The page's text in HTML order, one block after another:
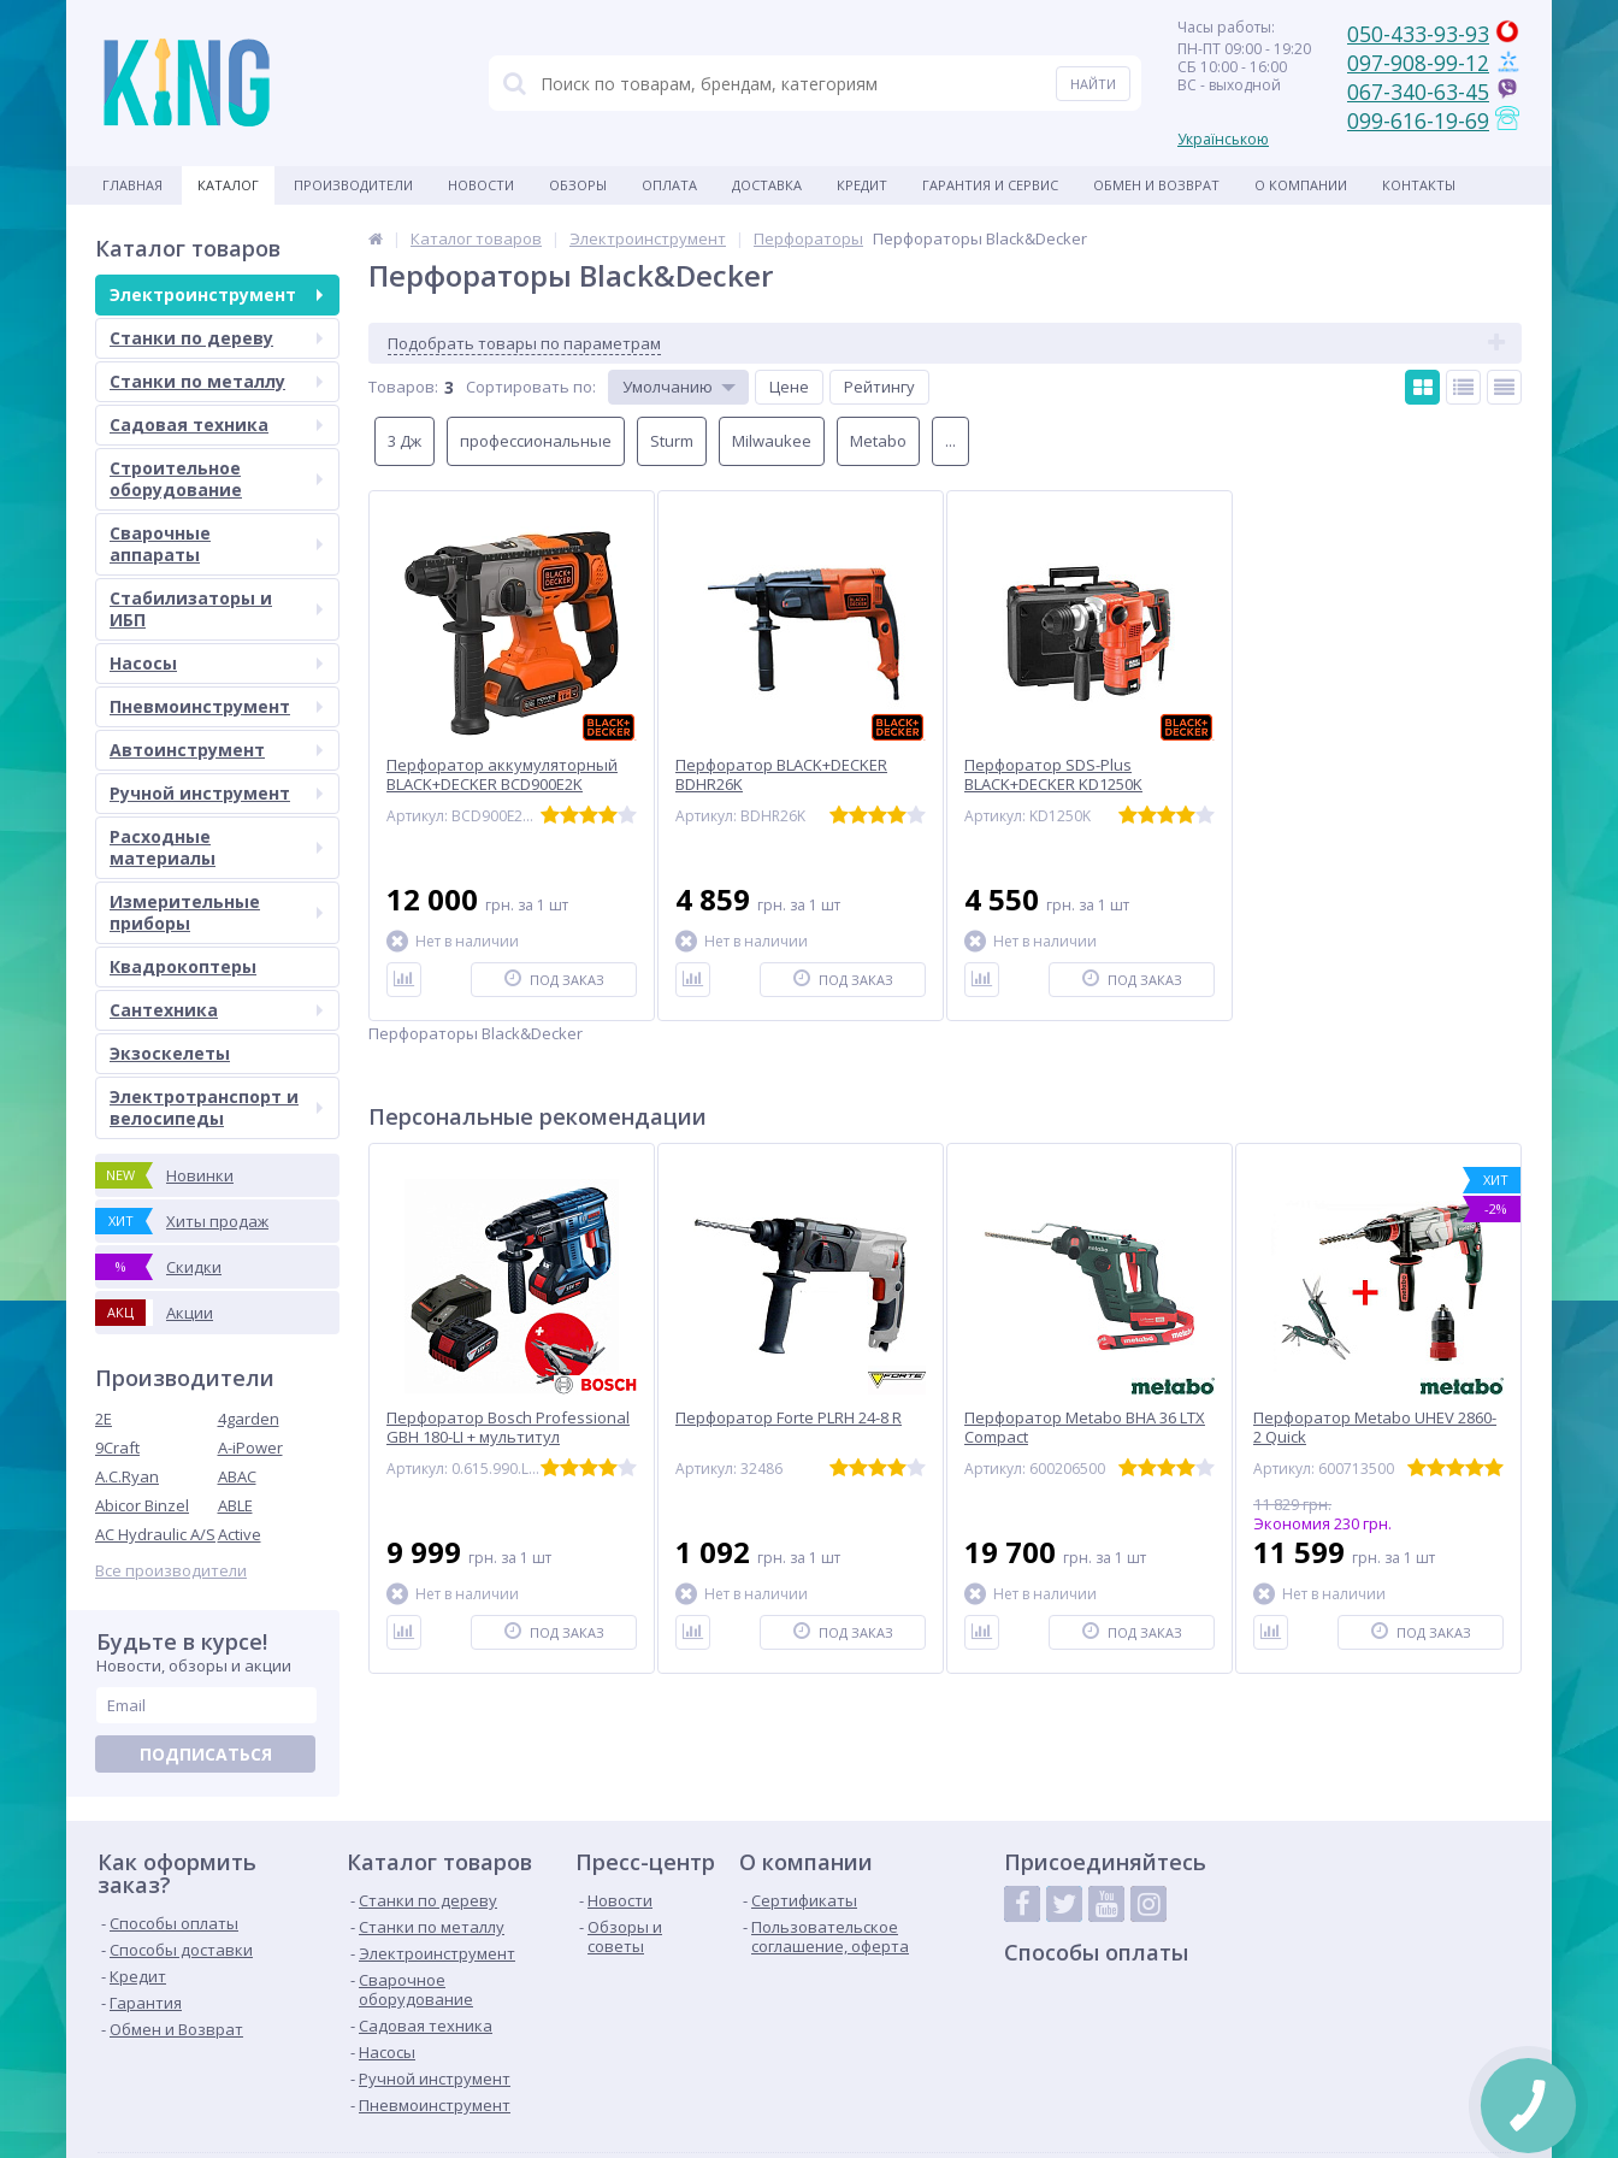
Часы работы:
ПН-ПТ 09:00 - 19:20
СБ 10:00 - 16:00
ВС - выходной
Українською
050-433-93-93
097-908-99-12
067-340-63-45
099-616-19-69
ГЛАВНАЯ КАТАЛОГ ПРОИЗВОДИТЕЛИ НОВОСТИ ОБЗОРЫ ОПЛАТА ДОСТАВКА КРЕДИТ ГАРАНТИЯ И СЕРВИС ОБМЕН И ВОЗВРАТ О КОМПАНИИ КОНТАКТЫ
Каталог товаров
Электроинструмент
Станки по дереву
Станки по металлу
Садовая техника
Строительное
оборудование
Сварочные
аппараты
Стабилизаторы и
ИБП
Насосы
Пневмоинструмент
Автоинструмент
Ручной инструмент
Расходные
материалы
Измерительные
приборы
Квадрокоптеры
Сантехника
Экзоскелеты
Электротранспорт и
велосипеды
NEW Новинки
ХИТ Хиты продаж
% Скидки
АКЦ Акции
Производители
2E
4garden
9Craft
A-iPower
A.C.Ryan
ABAC
Abicor Binzel
ABLE
AC Hydraulic A/SActive
Все производители
Будьте в курсе!
Новости, обзоры и акции
ПОДПИСАТЬСЯ
Каталог товаров Электроинструмент Перфораторы Перфораторы Black&Decker
Перфораторы Black&Decker
Подобрать товары по параметрам
Товаров: 3 Сортировать по: Умолчанию Цене Рейтингу
3 Дж профессиональные Sturm Milwaukee Metabo ...
Перфоратор аккумуляторный
BLACK+DECKER BCD900E2K
Артикул: BCD900E2K-QW
12 000 грн. за 1 шт
Нет в наличии
ПОД ЗАКАЗ
Перфоратор BLACK+DECKER
BDHR26K
Артикул: BDHR26K
4 859 грн. за 1 шт
Нет в наличии
ПОД ЗАКАЗ
Перфоратор SDS-Plus
BLACK+DECKER KD1250K
Артикул: KD1250K
4 550 грн. за 1 шт
Нет в наличии
ПОД ЗАКАЗ
Перфораторы Black&Decker
Персональные рекомендации
Перфоратор Bosch Professional
GBH 180-LI + мультитул
Артикул: 0.615.990.L01
9 999 грн. за 1 шт
Нет в наличии
ПОД ЗАКАЗ
Перфоратор Forte PLRH 24-8 R
Артикул: 32486
1 092 грн. за 1 шт
Нет в наличии
ПОД ЗАКАЗ
Перфоратор Metabo BHA 36 LTX
Compact
Артикул: 600206500
19 700 грн. за 1 шт
Нет в наличии
ПОД ЗАКАЗ
ХИТ
-2%
Перфоратор Metabo UHEV 2860-
2 Quick
Артикул: 600713500
11 829 грн.
Экономия 230 грн.
11 599 грн. за 1 шт
Нет в наличии
ПОД ЗАКАЗ
Как оформить
заказ?
Способы оплаты
Способы доставки
Кредит
Гарантия
Обмен и Возврат
Каталог товаров
Станки по дереву
Станки по металлу
Электроинструмент
Сварочное
оборудование
Садовая техника
Насосы
Ручной инструмент
Пневмоинструмент
Пресс-центр
Новости
Обзоры и
советы
О компании
Сертификаты
Пользовательское
соглашение, оферта
Присоединяйтесь
Способы оплаты